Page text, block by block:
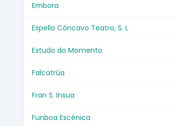
Embora
Espello Cóncavo Teatro, S. L
Estudo do Momento
Falcatrúa
Fran S. Insua
Funboa Escénica